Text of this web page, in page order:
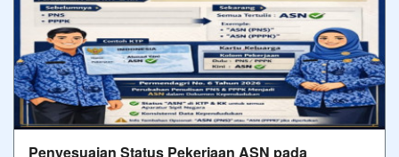
Penyesuaian Status Pekerjaan ASN pada